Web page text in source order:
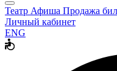
Театр Афиша Продажа
Личный кабинет
ENG